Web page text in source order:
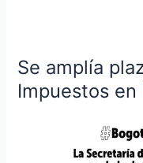
Se amplía
Impuestos en
Se
amplía
plazo